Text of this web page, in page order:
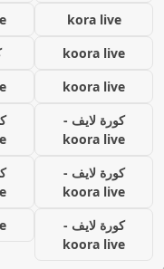
kora live
koora live
koora live
كورة لايف -
koora live
كورة لايف -
koora live
كورة لايف -
koora live